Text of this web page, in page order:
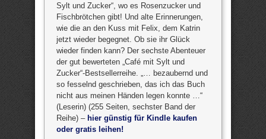
Sylt und Zucker“, wo es Rosenzucker und
Fischbrötchen gibt! Und alte Erinnerungen,
wie die an den Kuss mit Felix, dem Katrin
jetzt wieder begegnet. Ob sie ihr Glück
wieder finden kann? Der sechste Abenteuer
der gut bewerteten „Café mit Sylt und
Zucker“-Bestsellerreihe. „… bezaubernd und
so fesselnd geschrieben, das ich das Buch
nicht aus meinen Händen legen konnte …“
(Leserin) (255 Seiten, sechster Band der
Reihe) – hier günstig für Kindle kaufen
oder gratis leihen!